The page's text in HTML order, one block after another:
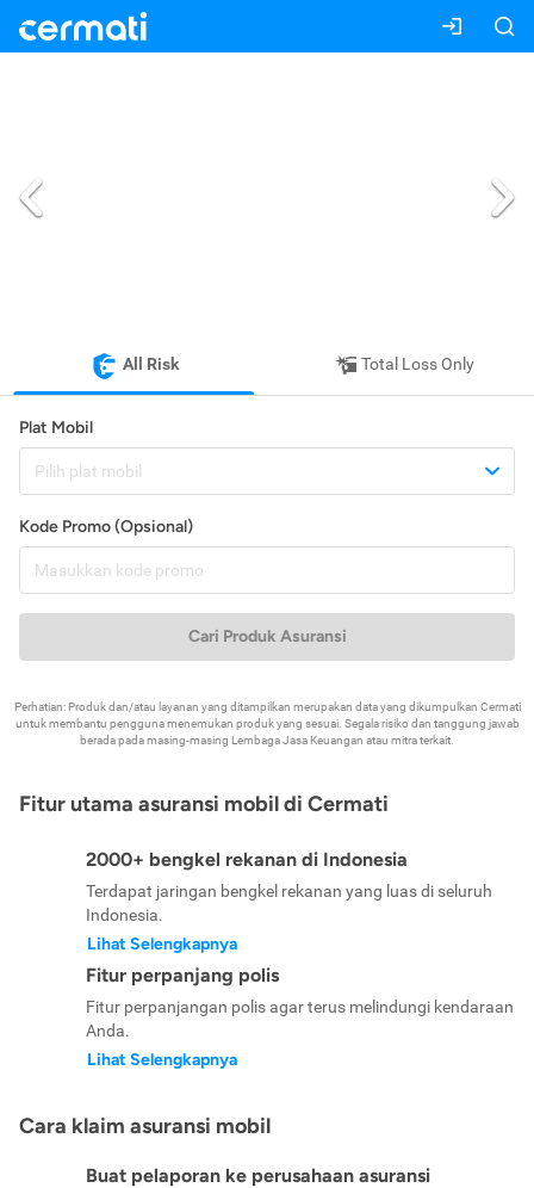
All Risk Total Loss Only
Plat Mobil
Pilih plat mobil
Kode Promo (Opsional)
Cari Produk Asuransi
Perhatian: Produk dan/atau layanan yang ditampilkan merupakan data yang dikumpulkan Cermati
untuk membantu pengguna menemukan produk yang sesuai. Segala risiko dan tanggung jawab
berada pada masing-masing Lembaga Jasa Keuangan atau mitra terkait.
Fitur utama asuransi mobil di Cermati
2000+ bengkel rekanan di Indonesia
Terdapat jaringan bengkel rekanan yang luas di seluruh
Indonesia.
Lihat Selengkapnya
Fitur perpanjang polis
Fitur perpanjangan polis agar terus melindungi kendaraan
Anda.
Lihat Selengkapnya
Cara klaim asuransi mobil
Buat pelaporan ke perusahaan asuransi